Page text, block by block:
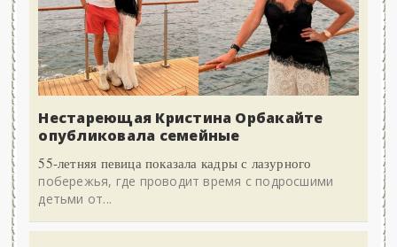
Нестареющая Кристина Орбакайте
опубликовала семейные
55-летняя певица показала кадры с лазурного
побережья, где проводит время с подросшими
детьми от...